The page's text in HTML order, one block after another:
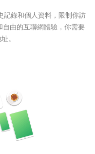
記錄和個人資料，限制你訪
由的互聯網體驗，你需要
。